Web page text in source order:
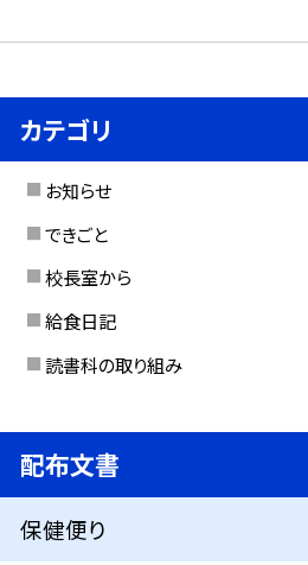
カテゴリ
お知らせ
できごと
校長室から
給食日記
読書科の取り組み
配布文書
保健便り